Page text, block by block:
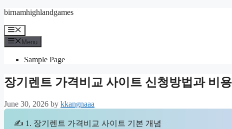
Skip
content
birnamhighlandgames
Menu
Menu
Sample Page
장기렌트 가격비교 사이트 신청방법과 비
June 30, 2026 by kkangnaaa
✍ 1. 장기렌트 가격비교 사이트 기본 개념